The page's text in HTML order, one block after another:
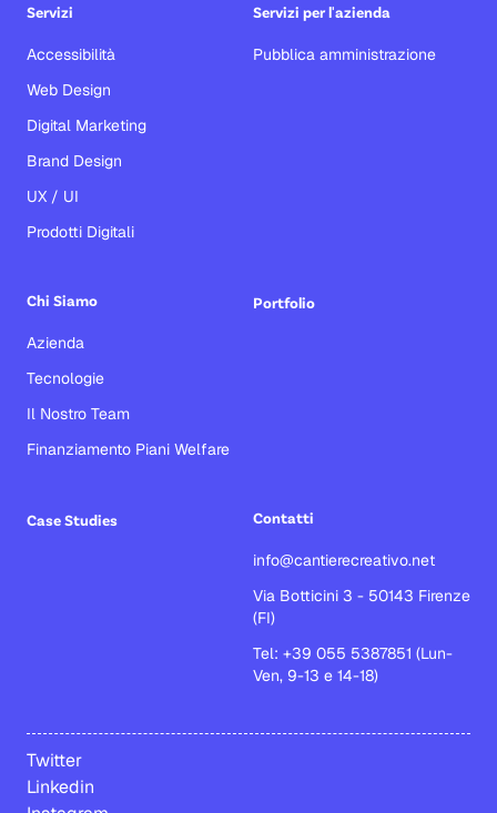
Servizi
Accessibilità
Web Design
Digital Marketing
Brand Design
UX / UI
Prodotti Digitali
Servizi per l'azienda
Pubblica amministrazione
Chi Siamo
Azienda
Tecnologie
Il Nostro Team
Finanziamento Piani Welfare
Portfolio
Case Studies Contatti
info@cantierecreativo.net
Via Botticini 3 - 50143 Firenze
(FI)
Tel: +39 055 5387851 (Lun-
Ven, 9-13 e 14-18)
Twitter
Linkedin